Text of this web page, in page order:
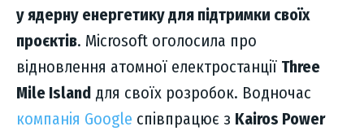
у ядерну енергетику для підтримки своїх
проєктів. Microsoft оголосила про
відновлення атомної електростанції Three
Mile Island для своїх розробок. Водночас
компанія Google співпрацює з Kairos Power